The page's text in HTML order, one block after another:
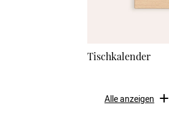
Tischkalender
Alle anzeigen